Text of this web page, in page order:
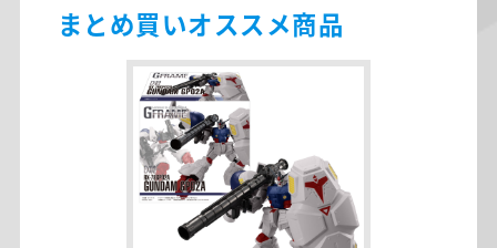
まとめ買いオススメ商品